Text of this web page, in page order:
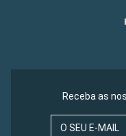
Receba as
O SEU E-MAIL